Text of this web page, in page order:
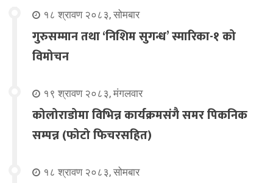
१८ श्रावण २०८३, सोमबार
गुरुसम्मान तथा ‘निशिम सुगन्ध’ स्मारिका-१ को
विमोचन
१९ श्रावण २०८३, मंगलवार
कोलोराडोमा विभिन्न कार्यक्रमसंगै समर पिकनिक
सम्पन्न (फोटो फिचरसहित)
१८ श्रावण २०८३, सोमबार